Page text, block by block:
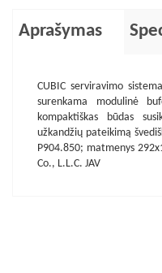
Aprašymas
CUBIC serviravimo
surenkama modulinė
kompaktiškas būdas
užkandžių pateikimą
P904.850; matmenys
Co., L.L.C. JAV